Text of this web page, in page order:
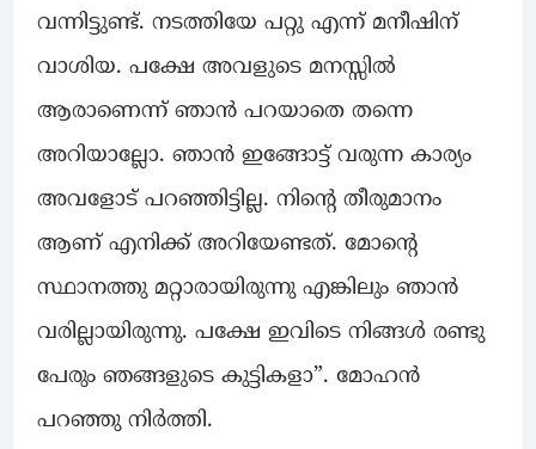
വന്നിട്ടുണ്ട്. നടത്തിയേ പറ്റു എന്ന് മനീഷിന്
വാശിയ. പക്ഷേ അവളുടെ മനസ്സിൽ
ആരാണെന്ന് ഞാൻ പറയാതെ തന്നെ
അറിയാല്ലോ. ഞാൻ ഇങ്ങോട്ട് വരുന്ന കാര്യം
അവളോട്‌ പറഞ്ഞിട്ടില്ല. നിന്റെ തീരുമാനം
ആണ് എനിക്ക് അറിയേണ്ടത്. മോന്റെ
സ്ഥാനത്തു മറ്റാരായിരുന്നു എങ്കിലും ഞാൻ
വരില്ലായിരുന്നു. പക്ഷേ ഇവിടെ നിങ്ങൾ രണ്ടു
പേരും ഞങ്ങളുടെ കുട്ടികളാ”. മോഹൻ
പറഞ്ഞു നിർത്തി.